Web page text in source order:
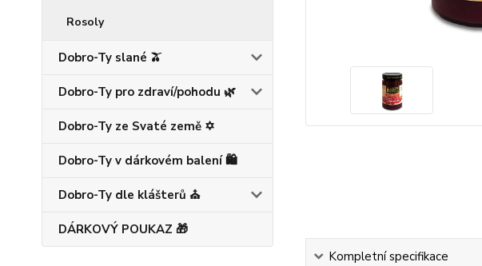
Rosoly
Dobro-Ty slané 🫒
Dobro-Ty pro zdraví/pohodu 🌿
Dobro-Ty ze Svaté země ✡️
Dobro-Ty v dárkovém balení 🛍️
Dobro-Ty dle klášterů ⛪
DÁRKOVÝ POUKAZ 🎁
Kompletní specifikace